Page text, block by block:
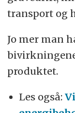
transport og
Jo mer man
produktet.
Les også: